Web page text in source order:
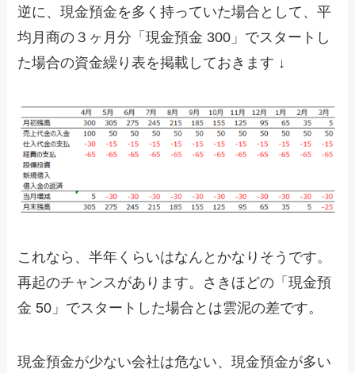
逆に、現金預金を多く持っていた場合として、平
均月商の３ヶ月分「現金預金 300」でスタートし
た場合の資金繰り表を掲載しておきます ↓
これなら、半年くらいはなんとかなりそうです。
再起のチャンスがあります。さきほどの「現金預
金 50」でスタートした場合とは雲泥の差です。
現金預金が少ない会社は危ない、現金預金が多い